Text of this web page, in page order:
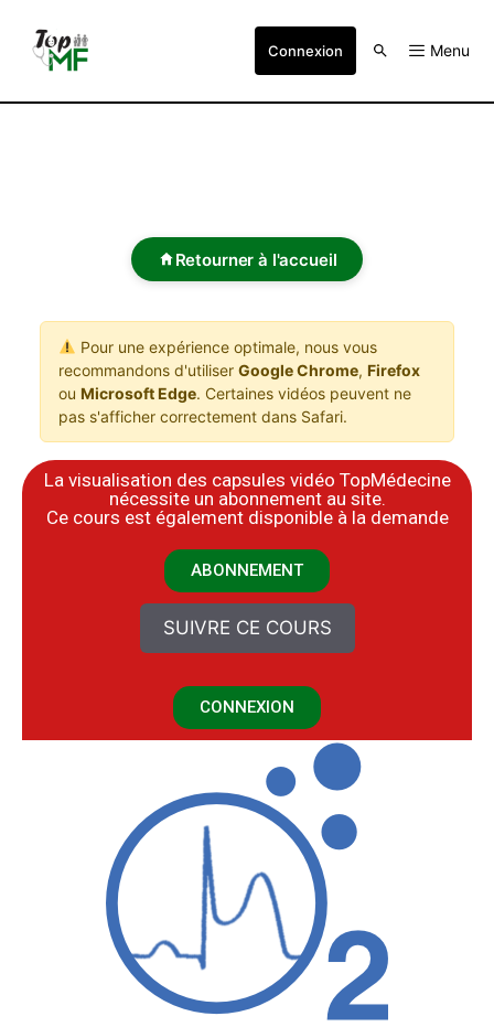
Connexion Menu
Retourner à l'accueil
Pour une expérience optimale, nous vous
recommandons d'utiliser Google Chrome, Firefox
ou Microsoft Edge. Certaines vidéos peuvent ne
pas s'afficher correctement dans Safari.
La visualisation des capsules vidéo TopMédecine
nécessite un abonnement au site.
​Ce cours est également disponible à la demande
ABONNEMENT
SUIVRE CE COURS
CONNEXION